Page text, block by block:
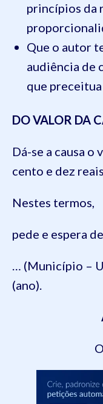
princípios da
Que o autor
audiência de
que
DO VALOR DA
Dá-se a causa o
cento e dez
Nestes termos,
pede e espera
… (Município –
(ano).